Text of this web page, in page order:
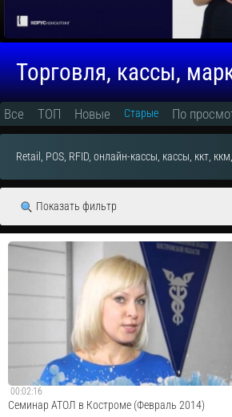
Торговля, кассы,
Все ТОП Новые Старые По
Retail, POS, RFID, онлайн-кассы, кассы, ккт,
Показать фильтр
00:02:16
Семинар АТОЛ в Костроме (Февраль 2014)